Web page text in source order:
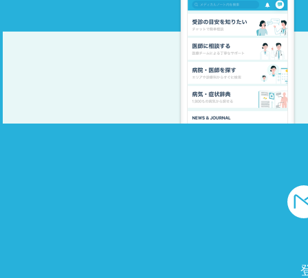
です 本人５０歳 男性、酒もタバコもしませ
ん 最後に前兆が無くても急性心筋梗塞は起きま
すか ストレスとの関係はありますか お尋ねし